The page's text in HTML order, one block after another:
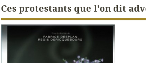
Ces protestants que l'on dit